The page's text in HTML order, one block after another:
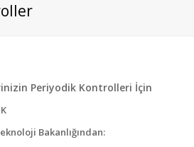
Periyodik Kontrolleri İçin
Bakanlığından: